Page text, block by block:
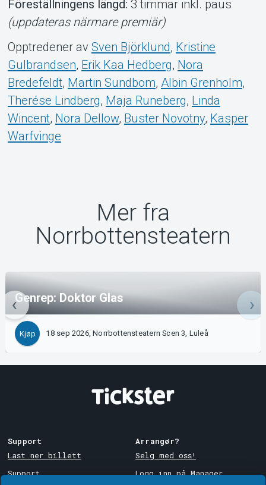
Föreställningens längd: 3 timmar inkl. paus
(uppdateras närmare premiär)
Opptredener av Sven Björklund, Kristine
Gulbrandsen, Erik Kaa Hedberg, Nora
Bredefeldt, Martin Sundbom, Albin Grenholm,
Therése Lindberg, Maja Runeberg, Linda
Wincent, Nora Dellow, Buster Novotny, Kasper
Warfvinge
Mer fra
Norrbottensteatern
Genrep: Doktor Glas
Kjøp 18 sep 2026, Norrbottensteatern Scen 3, Luleå
Support
Last ner billett
Support
Arrangør?
Selg med oss!
Logg inn på Manager